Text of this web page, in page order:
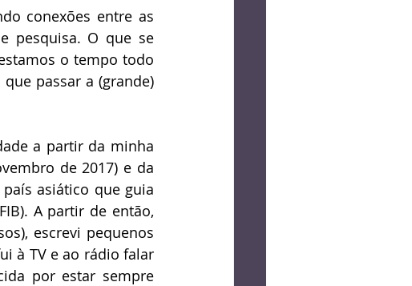
IBAP Lucas Bolzan
conexões entre as
pesquisa. O que se
o tempo todo
passar a (grande)
a partir da minha
de 2017) e da
asiático que guia
A partir de então,
escrevi pequenos
à TV e ao rádio falar
por estar sempre